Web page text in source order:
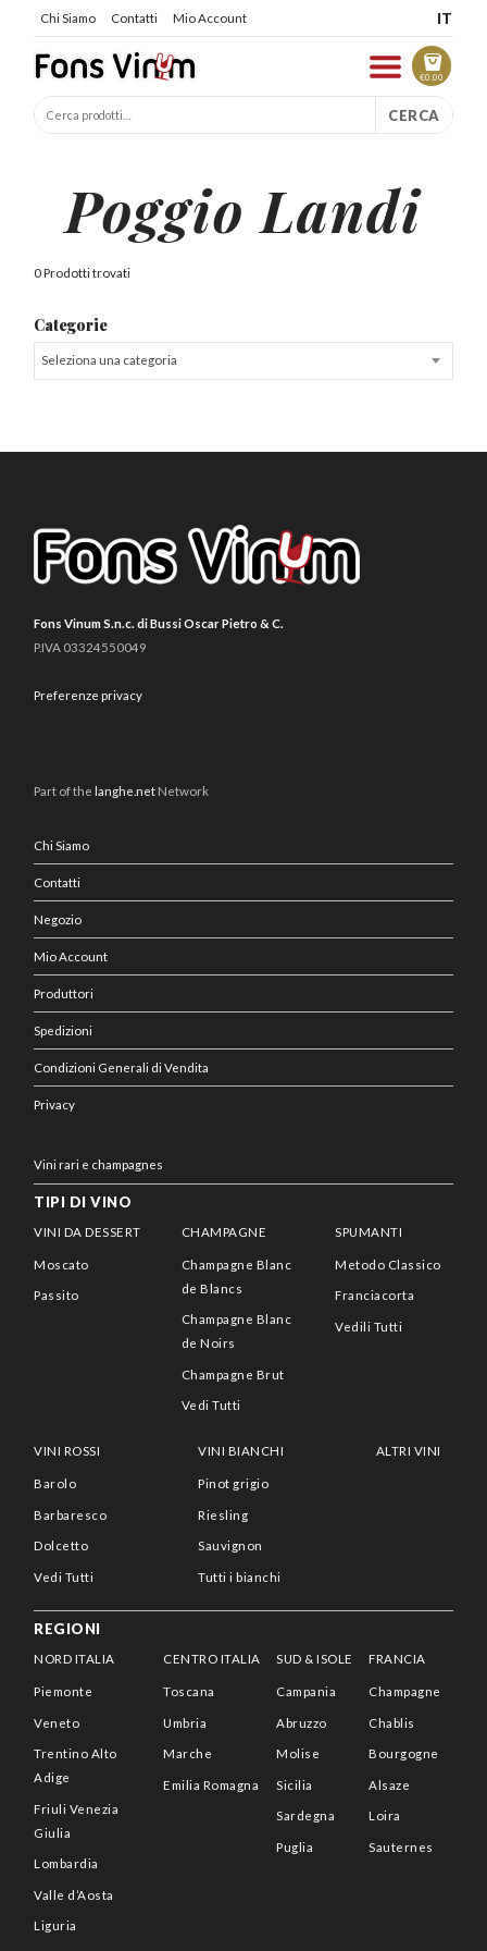
Chi Siamo Contatti Mio Account IT
€0.00
CERCA
Poggio Landi
0 Prodotti trovati
Categorie
Seleziona una categoria
Fons Vinum S.n.c. di Bussi Oscar Pietro & C.
P.IVA 03324550049
Preferenze privacy
Part of the langhe.net Network
Chi Siamo
Contatti
Negozio
Mio Account
Produttori
Spedizioni
Condizioni Generali di Vendita
Privacy
Vini rari e champagnes
TIPI DI VINO
VINI DA DESSERT
Moscato
Passito
CHAMPAGNE
Champagne Blanc
de Blancs
Champagne Blanc
de Noirs
Champagne Brut
Vedi Tutti
SPUMANTI
Metodo Classico
Franciacorta
Vedili Tutti
VINI ROSSI
Barolo
Barbaresco
Dolcetto
Vedi Tutti
VINI BIANCHI
Pinot grigio
Riesling
Sauvignon
Tutti i bianchi
ALTRI VINI
REGIONI
NORD ITALIA
Piemonte
Veneto
Trentino Alto
Adige
Friuli Venezia
Giulia
Lombardia
Valle d’Aosta
Liguria
CENTRO ITALIA
Toscana
Umbria
Marche
Emilia Romagna
SUD & ISOLE
Campania
Abruzzo
Molise
Sicilia
Sardegna
Puglia
FRANCIA
Champagne
Chablis
Bourgogne
Alsaze
Loira
Sauternes